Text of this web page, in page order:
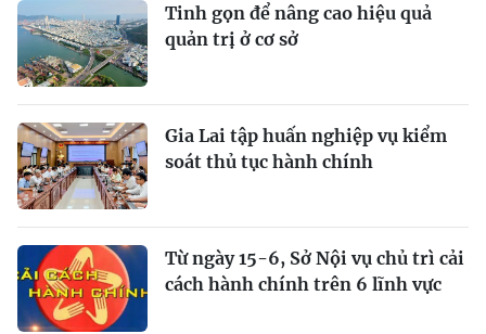
Tinh gọn để nâng cao hiệu quả
quản trị ở cơ sở
Gia Lai tập huấn nghiệp vụ kiểm
soát thủ tục hành chính
Từ ngày 15-6, Sở Nội vụ chủ trì cải
cách hành chính trên 6 lĩnh vực